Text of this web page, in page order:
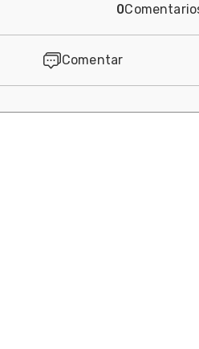
0
Comentar